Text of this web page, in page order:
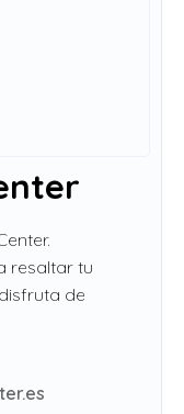
resaltar tu
de